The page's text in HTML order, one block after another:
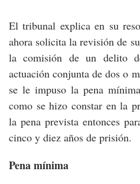
El tribunal explica en su
ahora solicita la revisión de
la comisión de un delito
actuación conjunta de dos o
se le impuso la pena
como se hizo constar en la
la pena prevista entonces
cinco y diez años de prisión.
Pena mínima